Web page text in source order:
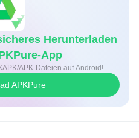
Herunterladen
App
APK-Dateien auf Android!
APKPure